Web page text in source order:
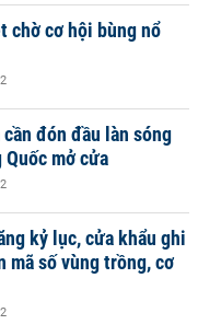
chờ cơ hội bùng nổ
đón đầu làn sóng
mở cửa
kỷ lục, cửa khẩu ghi
mã số vùng trồng, cơ